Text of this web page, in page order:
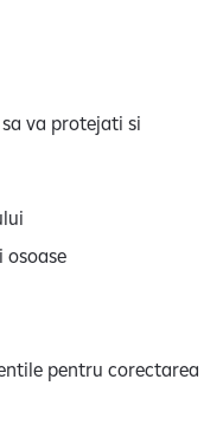
va protejati si
pentru corectarea